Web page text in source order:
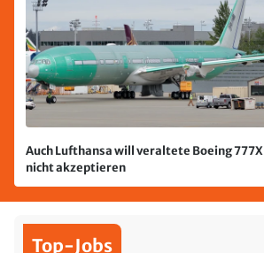
Auch Lufthansa will veraltete Boeing 777X
nicht akzeptieren
Top-Jobs